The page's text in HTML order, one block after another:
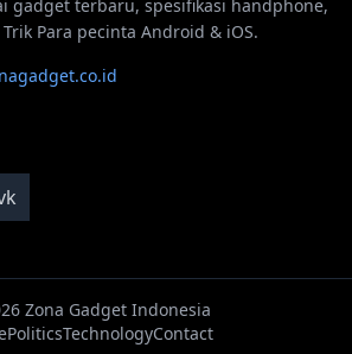
gadget terbaru, spesifikasi handphone,
Para pecinta Android & iOS.
Zona Gadget Indonesia
PoliticsTechnologyContact